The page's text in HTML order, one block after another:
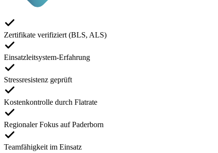
Zertifikate verifiziert (BLS, ALS)
Einsatzleitsystem-Erfahrung
Stressresistenz geprüft
Kostenkontrolle durch Flatrate
Regionaler Fokus auf Paderborn
Teamfähigkeit im Einsatz